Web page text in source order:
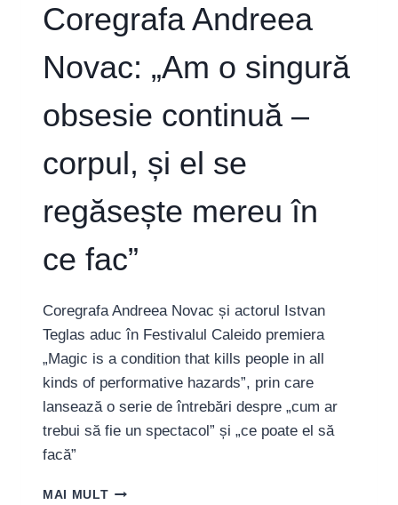
DE
FAPT,
GREȘITE
FEMEIE”
Coregrafa Andreea
Novac: „Am o singură
obsesie continuă –
corpul, și el se
regăsește mereu în
ce fac”
Coregrafa Andreea Novac și actorul Istvan
Teglas aduc în Festivalul Caleido premiera
„Magic is a condition that kills people in all
kinds of performative hazards”, prin care
lansează o serie de întrebări despre „cum ar
trebui să fie un spectacol” și „ce poate el să
facă”
MAI MULTCOREGRAFA